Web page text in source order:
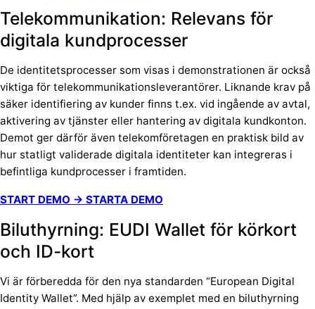
Telekommunikation: Relevans för
digitala kundprocesser
De identitetsprocesser som visas i demonstrationen är också
viktiga för telekommunikationsleverantörer. Liknande krav på
säker identifiering av kunder finns t.ex. vid ingående av avtal,
aktivering av tjänster eller hantering av digitala kundkonton.
Demot ger därför även telekomföretagen en praktisk bild av
hur statligt validerade digitala identiteter kan integreras i
befintliga kundprocesser i framtiden.
START DEMO → STARTA DEMO
Biluthyrning: EUDI Wallet för körkort
och ID-kort
Vi är förberedda för den nya standarden “European Digital
Identity Wallet”. Med hjälp av exemplet med en biluthyrning